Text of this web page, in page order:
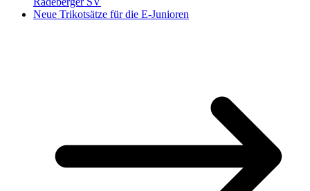
Neue Trikotsätze für die E-Junioren